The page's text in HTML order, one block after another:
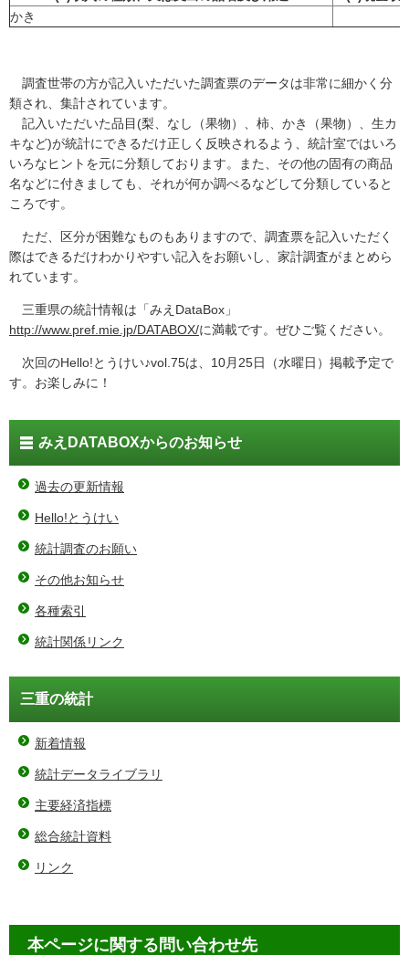
かき
調査世帯の方が記入いただいた調査票のデータは非常に細かく分
類され、集計されています。
記入いただいた品目(梨、なし（果物）、柿、かき（果物）、生カ
キなど)が統計にできるだけ正しく反映されるよう、統計室ではいろ
いろなヒントを元に分類しております。また、その他の固有の商品
名などに付きましても、それが何か調べるなどして分類していると
ころです。
ただ、区分が困難なものもありますので、調査票を記入いただく
際はできるだけわかりやすい記入をお願いし、家計調査がまとめら
れています。
三重県の統計情報は「みえDataBox」
http://www.pref.mie.jp/DATABOX/に満載です。ぜひご覧ください。
次回のHello!とうけい♪vol.75は、10月25日（水曜日）掲載予定で
す。お楽しみに！
みえDATABOXからのお知らせ
過去の更新情報
Hello!とうけい
統計調査のお願い
その他お知らせ
各種索引
統計関係リンク
三重の統計
新着情報
統計データライブラリ
主要経済指標
総合統計資料
リンク
本ページに関する問い合わせ先